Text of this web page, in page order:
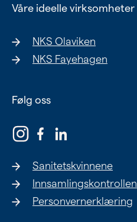
Våre ideelle virksomheter
NKS Olaviken
NKS Fayehagen
Følg oss
Sanitetskvinnene
Innsamlingskontrollen
Personvernerklæring